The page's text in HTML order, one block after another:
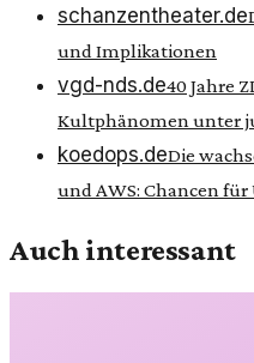
schanzentheater.de
und Implikationen
vgd-nds.de40 Jahre
Kultphänomen unter
koedops.deDie
und AWS: Chancen
Auch interessant